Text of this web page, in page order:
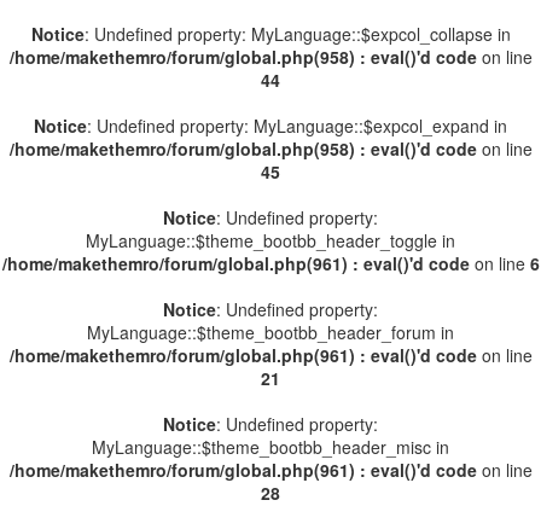
Notice: Undefined property: MyLanguage::$expcol_collapse in
/home/makethemro/forum/global.php(958) : eval()'d codeon line
44
Notice: Undefined property: MyLanguage::$expcol_expand in
/home/makethemro/forum/global.php(958) : eval()'d codeon line
45
Notice: Undefined property:
MyLanguage::$theme_bootbb_header_toggle in
/home/makethemro/forum/global.php(961) : eval()'d codeon line 6
Notice: Undefined property:
MyLanguage::$theme_bootbb_header_forum in
/home/makethemro/forum/global.php(961) : eval()'d codeon line
21
Notice: Undefined property:
MyLanguage::$theme_bootbb_header_misc in
/home/makethemro/forum/global.php(961) : eval()'d codeon line
28